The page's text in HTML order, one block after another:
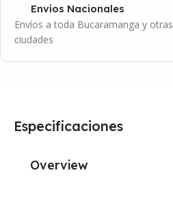
Envíos Nacionales
Envíos a toda Bucaramanga y otras
ciudades
Especificaciones
Overview